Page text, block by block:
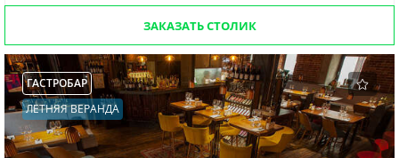
ЗАКАЗАТЬ СТОЛИК
ГАСТРОБАР
ЛЕТНЯЯ ВЕРАНДА